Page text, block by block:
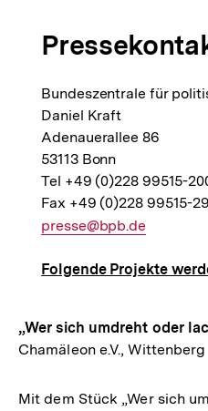
Bundeszentrale für
Daniel Kraft
Adenauerallee 86
53113 Bonn
Tel +49 (0)228 99515-
Fax +49 (0)228 99515-
E-
Link:
presse@bpb.de
Folgende Projekte
„Wer sich umdreht oder
Chamäleon e.V., Wittenberg
Mit dem Stück „Wer sich